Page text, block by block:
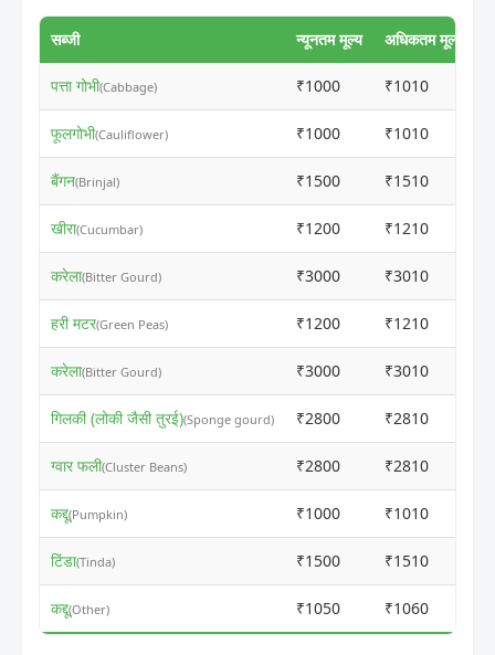
सब्जी न्यूनतम मूल्य अधिकतम मूल्य
पत्ता गोभी(Cabbage) ₹1000 ₹1010
फूलगोभी(Cauliflower) ₹1000 ₹1010
बैंगन(Brinjal) ₹1500 ₹1510
खीरा(Cucumbar) ₹1200 ₹1210
करेला(Bitter Gourd) ₹3000 ₹3010
हरी मटर(Green Peas) ₹1200 ₹1210
करेला(Bitter Gourd) ₹3000 ₹3010
गिलकी (लोकी जैसी तुरई)(Sponge gourd) ₹2800 ₹2810
ग्वार फली(Cluster Beans) ₹2800 ₹2810
कद्दू(Pumpkin) ₹1000 ₹1010
टिंडा(Tinda) ₹1500 ₹1510
कद्दू(Other) ₹1050 ₹1060